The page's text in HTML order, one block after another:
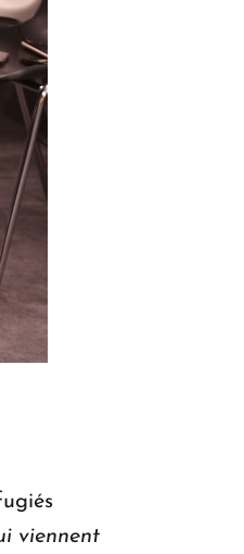
viennent